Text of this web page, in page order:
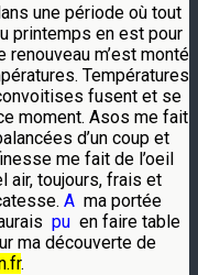
une période où tout
printemps en est pour
m’est monté
Températures
fusent et se
moment. Asos me fait
d’un coup et
me fait de l’oeil
air, toujours, frais et
A ma portée
pu en faire table
ma découverte de
.